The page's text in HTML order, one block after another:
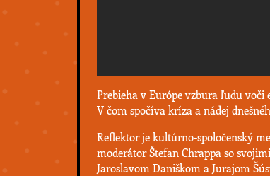
Prebieha v Európe vzbura ľudu voči
V čom spočíva kríza a nádej
Reflektor je kultúrno-spoločenský
moderátor Štefan Chrappa so
Jaroslavom Daniškom a Jurajom